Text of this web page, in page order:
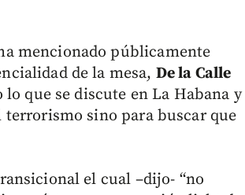
mencionado públicamente
de la mesa, De la Calle
lo que se discute en La Habana y
terrorismo sino para buscar que
el cual –dijo- “no